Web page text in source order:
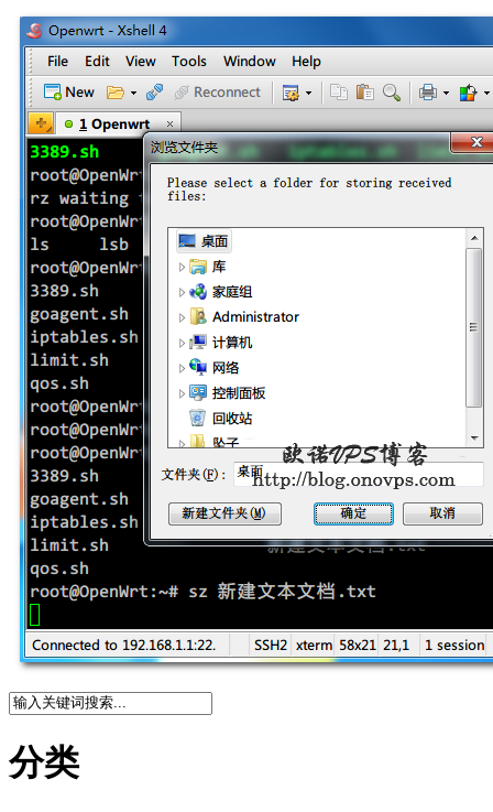
分类